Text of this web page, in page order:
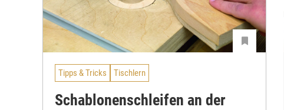
Tipps & Tricks Tischlern
Schablonenschleifen an der